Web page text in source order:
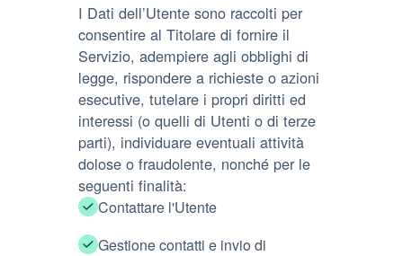
I Dati dell’Utente sono raccolti per
consentire al Titolare di fornire il
Servizio, adempiere agli obblighi di
legge, rispondere a richieste o azioni
esecutive, tutelare i propri diritti ed
interessi (o quelli di Utenti o di terze
parti), individuare eventuali attività
dolose o fraudolente, nonché per le
seguenti finalità:
Contattare l'Utente
Gestione contatti e invio di